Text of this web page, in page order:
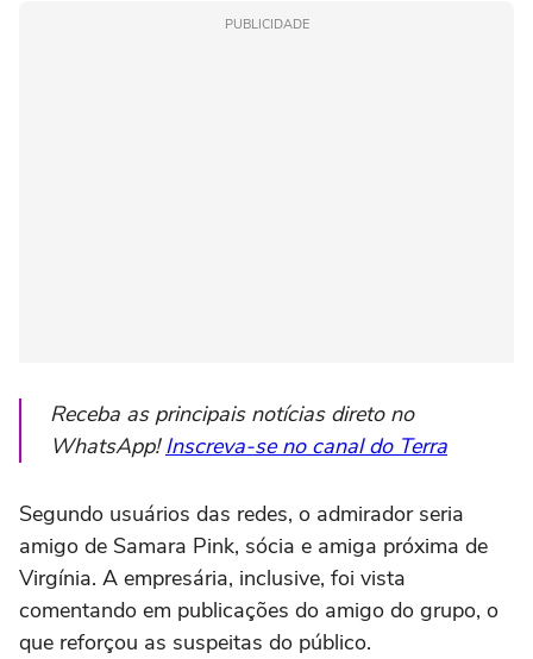
PUBLICIDADE
Receba as principais notícias direto no
WhatsApp!Inscreva-se no canal do Terra
Segundo usuários das redes, o admirador seria
amigo de Samara Pink, sócia e amiga próxima de
Virgínia. A empresária, inclusive, foi vista
comentando em publicações do amigo do grupo, o
que reforçou as suspeitas do público.